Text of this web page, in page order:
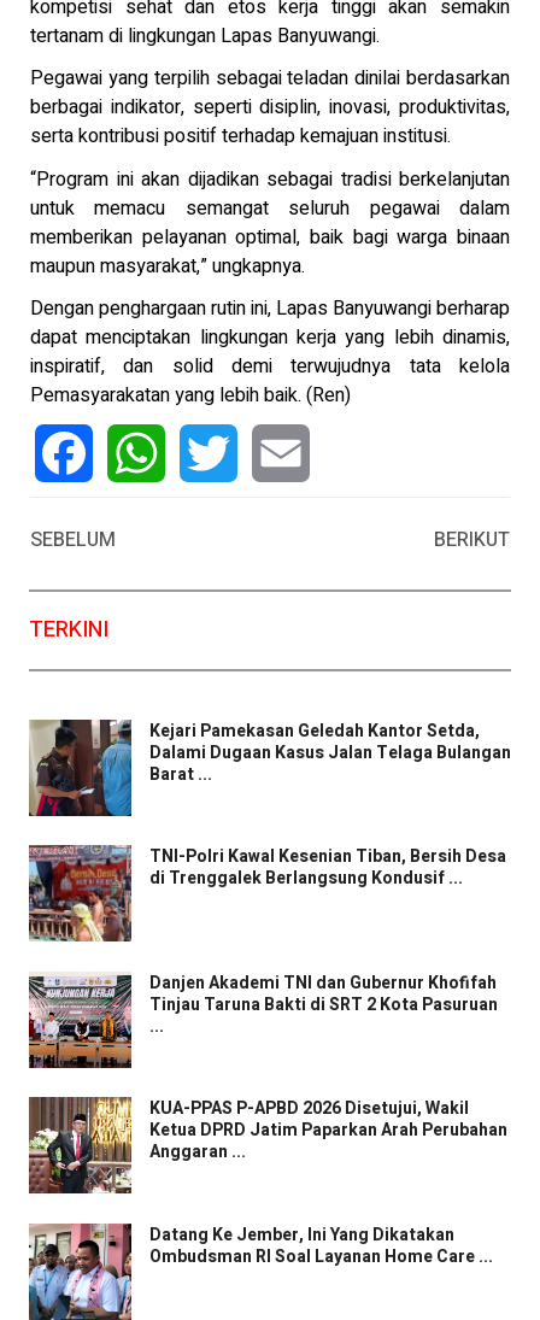
kompetisi sehat dan etos kerja tinggi akan semakin
tertanam di lingkungan Lapas Banyuwangi.
Pegawai yang terpilih sebagai teladan dinilai berdasarkan
berbagai indikator, seperti disiplin, inovasi, produktivitas,
serta kontribusi positif terhadap kemajuan institusi.
“Program ini akan dijadikan sebagai tradisi berkelanjutan
untuk memacu semangat seluruh pegawai dalam
memberikan pelayanan optimal, baik bagi warga binaan
maupun masyarakat,” ungkapnya.
Dengan penghargaan rutin ini, Lapas Banyuwangi berharap
dapat menciptakan lingkungan kerja yang lebih dinamis,
inspiratif, dan solid demi terwujudnya tata kelola
Pemasyarakatan yang lebih baik. (Ren)
SEBELUM
BERIKUT
TERKINI
Kejari Pamekasan Geledah Kantor Setda,
Dalami Dugaan Kasus Jalan Telaga Bulangan
Barat ...
TNI-Polri Kawal Kesenian Tiban, Bersih Desa
di Trenggalek Berlangsung Kondusif ...
Danjen Akademi TNI dan Gubernur Khofifah
Tinjau Taruna Bakti di SRT 2 Kota Pasuruan
...
KUA-PPAS P-APBD 2026 Disetujui, Wakil
Ketua DPRD Jatim Paparkan Arah Perubahan
Anggaran ...
Datang Ke Jember, Ini Yang Dikatakan
Ombudsman RI Soal Layanan Home Care ...